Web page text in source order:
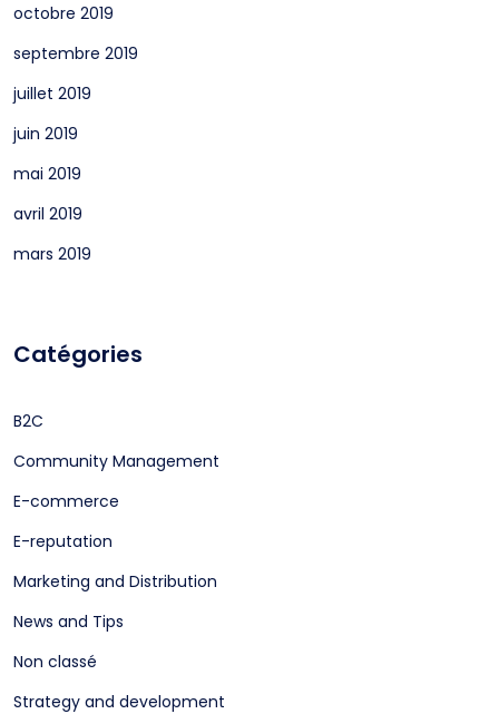
octobre 2019
septembre 2019
juillet 2019
juin 2019
mai 2019
avril 2019
mars 2019
Catégories
B2C
Community Management
E-commerce
E-reputation
Marketing and Distribution
News and Tips
Non classé
Strategy and development